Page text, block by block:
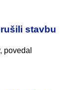
stavbu
povedal